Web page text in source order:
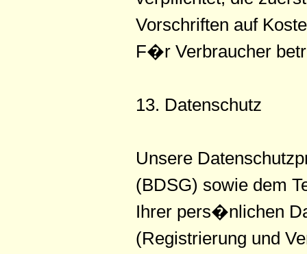
Vorschriften auf
F�r Verbraucher
13. Datenschutz
Unsere
(BDSG) sowie dem
Ihrer pers�nlichen
(Registrierung und